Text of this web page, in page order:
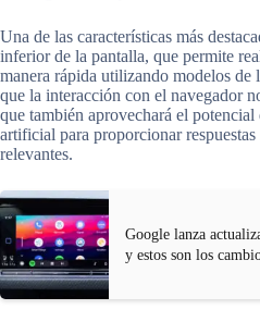
Una de las características más
inferior de la pantalla, que permite
manera rápida utilizando modelos de
que la interacción con el navegador
que también aprovechará el
artificial para proporcionar respuestas
relevantes.
Google lanza
y estos son los